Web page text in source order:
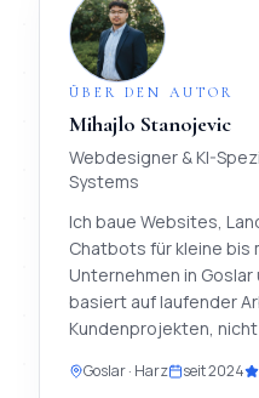
ÜBER DEN AUTOR
Mihajlo Stanojevic
Webdesigner & KI-
Systems
Ich baue Websites,
Chatbots für kleine bis
Unternehmen in Goslar
basiert auf laufender
Kundenprojekten,
Goslar · Harz seit2024